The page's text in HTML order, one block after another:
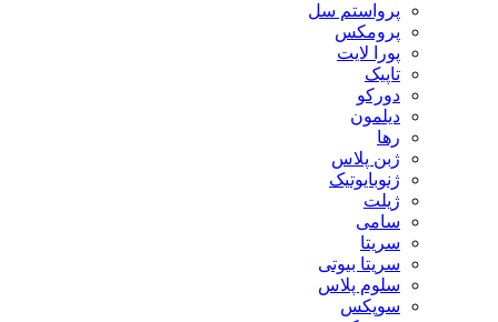
پرواستم سل
پرومکس
پورا لایت
تاپیک
دورکو
دیلمون
رها
ژبن پلاس
ژنوبایوتیک
ژیلت
سامی
سریتا
سریتا بیوتی
سلوم پلاس
سوپکس